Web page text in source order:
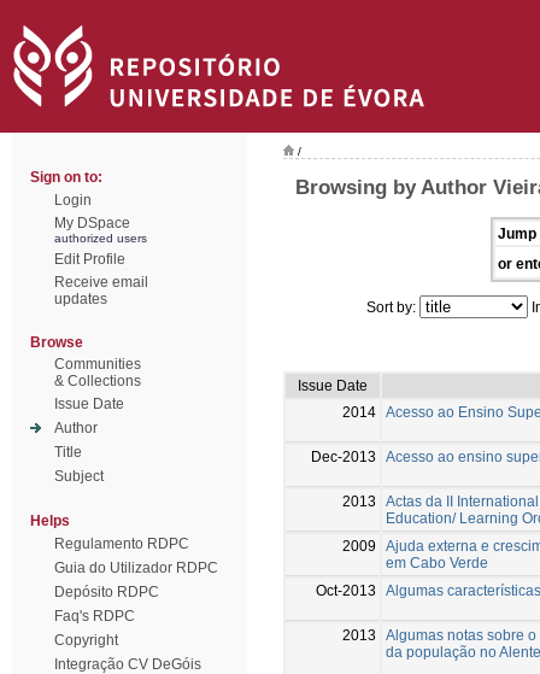
Sign on to:
Login
My DSpace
authorized users
Edit Profile
Receive email
updates
Browse
Communities
& Collections
Issue Date
Author
Title
Subject
Helps
Regulamento RDPC
Guia do Utilizador RDPC
Depósito RDPC
Faq's RDPC
Copyright
Integração CV DeGóis
/
Browsing by Author
Jump
or
Sort by:
Issue Date
2014 Acesso ao Ensino
Dec-2013 Acesso ao ensino
2013
Actas da II
Education/ Learning
2009
Ajuda externa e
em Cabo Verde
Oct-2013
Algumas
2013
Algumas notas sobre
da população no